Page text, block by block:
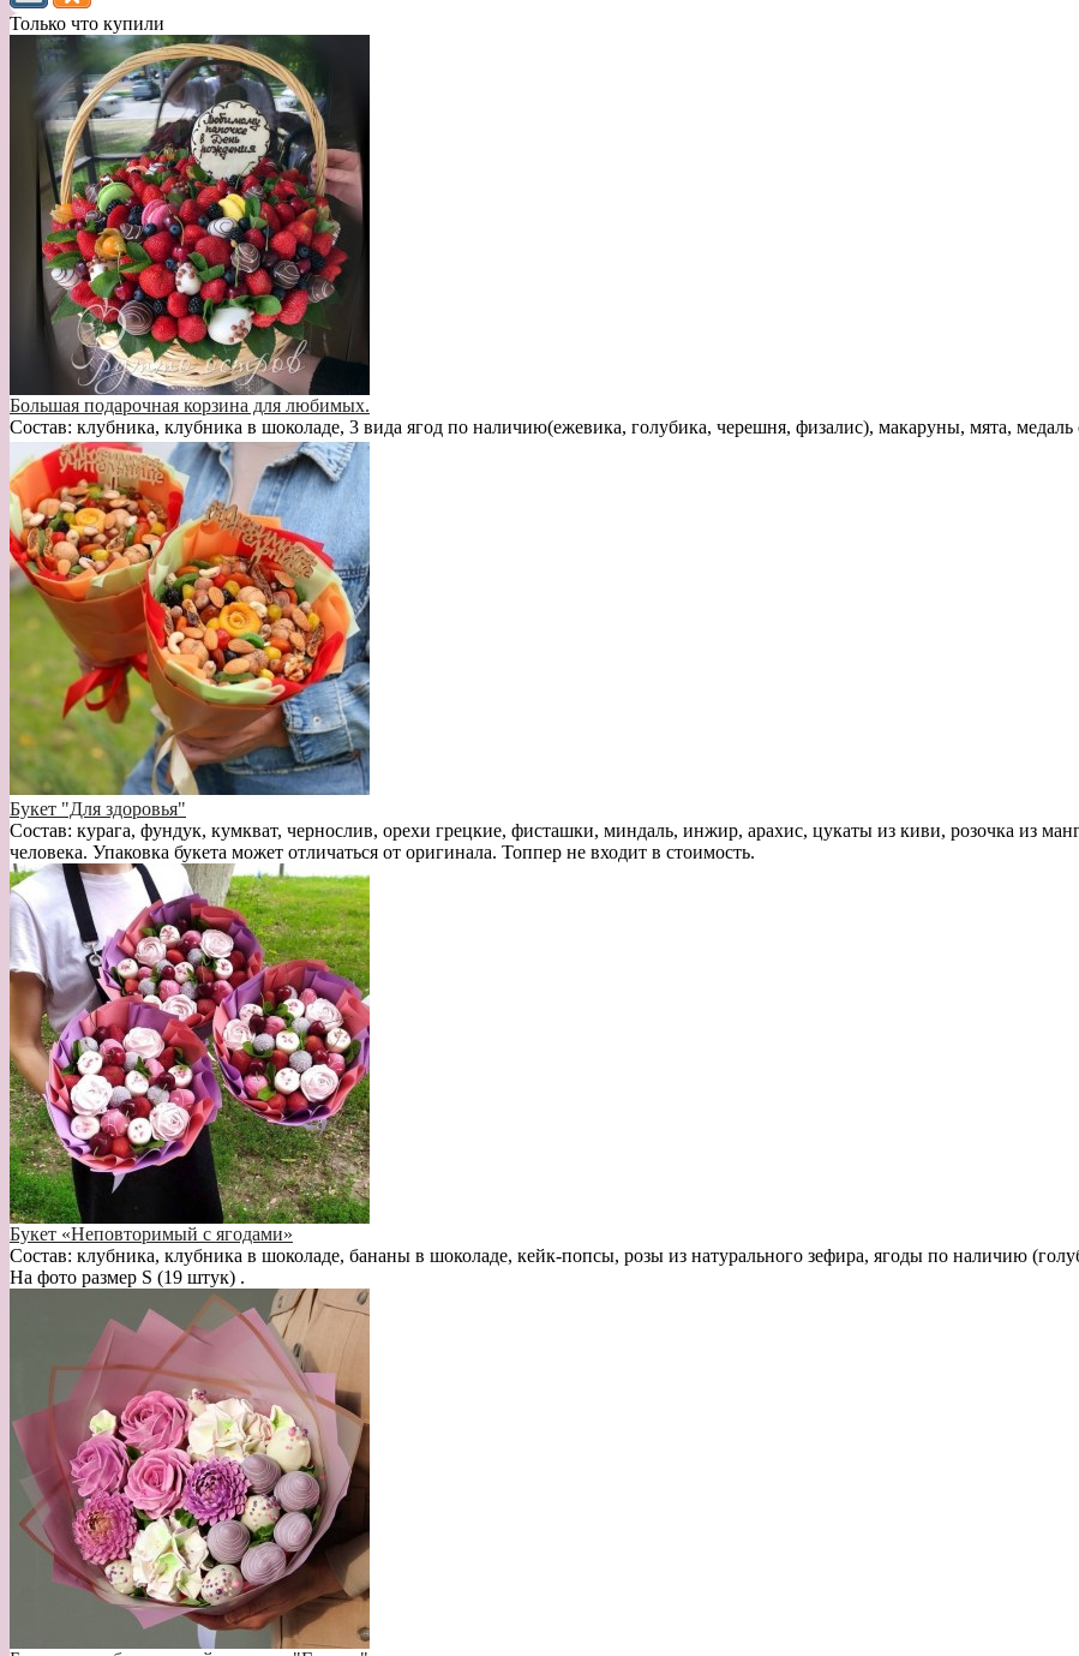
Только что купили
Большая подарочная корзина для любимых.
Состав: клубника, клубника в шоколаде, 3 вида ягод по наличию(ежевика, голубика, черешня, физалис), макаруны, мята,
Букет "Для здоровья"
Состав: курага, фундук, кумкват, чернослив, орехи грецкие, фисташки, миндаль, инжир, арахис, цукаты из киви, розочка из
человека. Упаковка букета может отличаться от оригинала. Топпер не входит в стоимость.
Букет «Неповторимый с ягодами»
Состав: клубника, клубника в шоколаде, бананы в шоколаде, кейк-попсы, розы из натурального зефира, ягоды по наличию
На фото размер S (19 штук) .